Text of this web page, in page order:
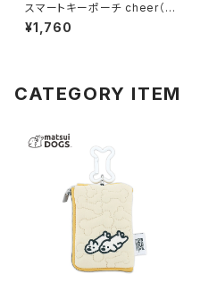
スマートキーポーチ cheer（よ
り幸せに） GKP0014-SV（シル
バー） [各種スマートキー用]
¥1,760
CATEGORY ITEM